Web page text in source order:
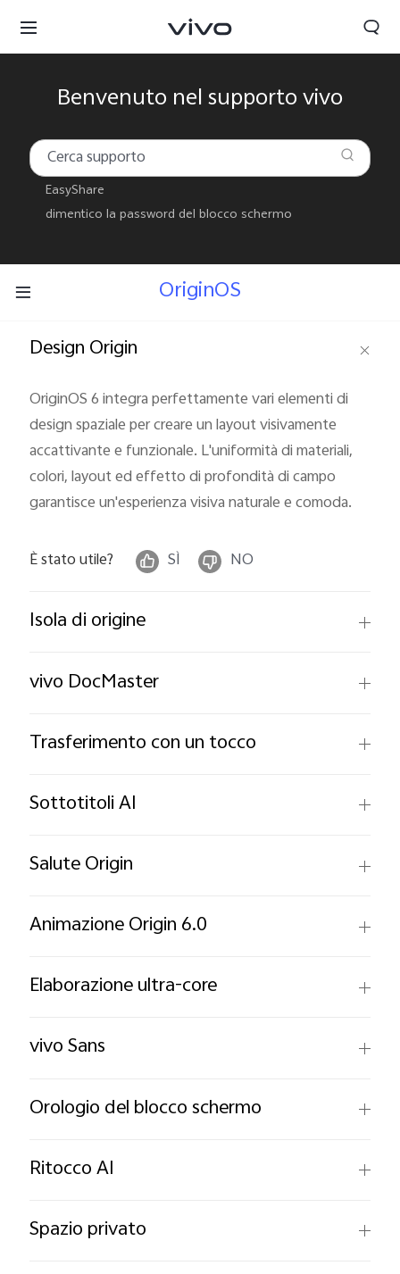
Italia | Seleziona paese/regione
Benvenuto nel supporto vivo
EasyShare
dimentico la password del blocco schermo
OriginOS
Design Origin
OriginOS 6 integra perfettamente vari elementi di
design spaziale per creare un layout visivamente
accattivante e funzionale. L'uniformità di materiali,
colori, layout ed effetto di profondità di campo
garantisce un'esperienza visiva naturale e comoda.
È stato utile? SÌ NO
Isola di origine
vivo DocMaster
Trasferimento con un tocco
Sottotitoli AI
Salute Origin
Animazione Origin 6.0
Elaborazione ultra-core
vivo Sans
Orologio del blocco schermo
Ritocco AI
Spazio privato